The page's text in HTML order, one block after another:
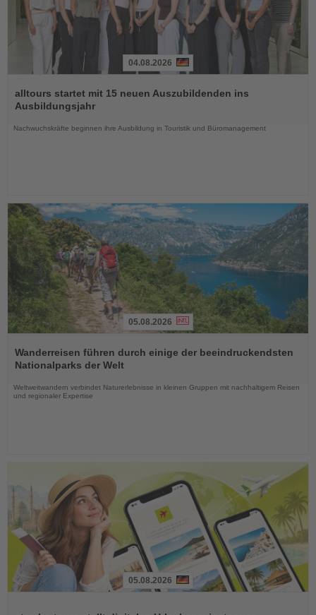
Sie
die
04.08.2026
alltours startet mit 15 neuen Auszubildenden ins
Ausbildungsjahr
Nachwuchskräfte beginnen ihre Ausbildung in Touristik und Büromanagement
Sie
die
Nachrichten
05.08.2026
Wanderreisen führen durch einige der beeindruckendsten
Nationalparks der Welt
Weltweitwandern verbindet Naturerlebnisse in kleinen Gruppen mit nachhaltigem Reisen
und regionaler Expertise
05.08.2026